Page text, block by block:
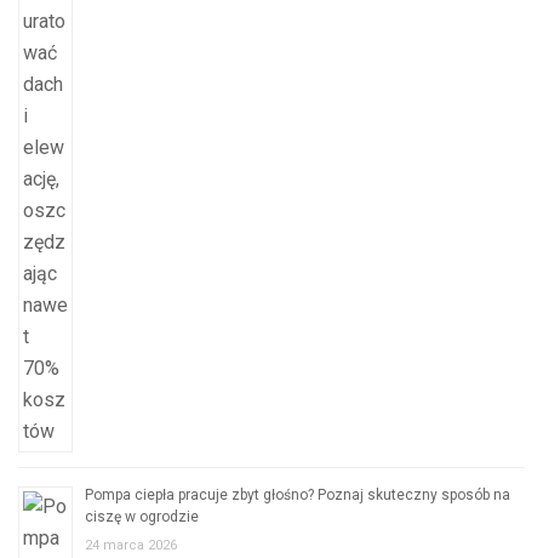
Pompa ciepła pracuje zbyt głośno? Poznaj skuteczny sposób na
ciszę w ogrodzie
24 marca 2026